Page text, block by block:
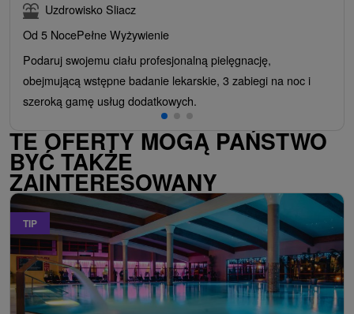
Uzdrowisko Sliacz
Od 5 NocePełne Wyżywienie
Podaruj swojemu ciału profesjonalną pielęgnację,
obejmującą wstępne badanie lekarskie, 3 zabiegi na noc i
szeroką gamę usług dodatkowych.
TE OFERTY MOGĄ PAŃSTWO
BYĆ TAKŻE
ZAINTERESOWANY
TIP